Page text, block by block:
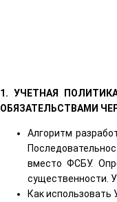
1. УЧЕТНАЯ
ОБЯЗАТЕЛЬСТВАМИ
Алгоритм
вместо ФСБУ.
существенности.
Как использовать